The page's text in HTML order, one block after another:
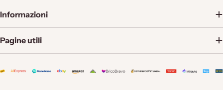
Informazioni
Pagine utili